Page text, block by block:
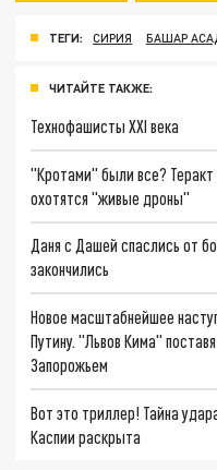
ТЕГИ: СИРИЯ БАШАР
ЧИТАЙТЕ ТАКЖЕ:
Технофашисты XXI века
"Кротами" были все? Теракт
охотятся "живые дроны"
Даня с Дашей спаслись от
закончились
Новое масштабнейшее
Путину. "Львов Кима"
Запорожьем
Вот это триллер! Тайна
Каспии раскрыта